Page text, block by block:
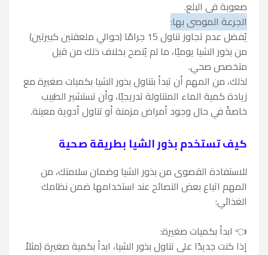
صعوبة في البلع.
الجرعة الموصى بها:
يُفضل عدم تجاوز تناول 15 جرامًا (حوالي ملعقتين كبيرتين)
من بذور الشيا يوميًا، ما لم يُنصح بخلاف ذلك من قبل
متخصص صحي.
لذلك، من المهم أن تبدأ بتناول بذور الشيا بكميات صغيرة مع
زيادة كمية الماء المتناولة تدريجيًا، وأن تستشير الطبيب
خاصةً في حال وجود أمراض مزمنة أو تناول أدوية معينة.
كيف تستخدم بذور الشيا بطريقة صحية
للاستفادة القصوى من بذور الشيا وضمان سلامتك، من
المهم اتباع بعض النصائح عند استخدامها ضمن نظامك
الغذائي:
👈 ابدأ بكميات صغيرة:
إذا كنت جديدًا على تناول بذور الشيا، ابدأ بكمية صغيرة (مثلاً